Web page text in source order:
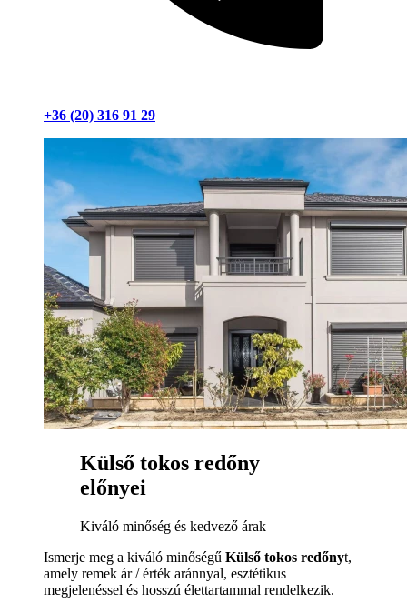
+36 (20) 316 91 29
Külső tokos redőny
előnyei
Kiváló minőség és kedvező árak
Ismerje meg a kiváló minőségű Külső tokos redőnyt,
amely remek ár / érték aránnyal, esztétikus
megjelenéssel és hosszú élettartammal rendelkezik.